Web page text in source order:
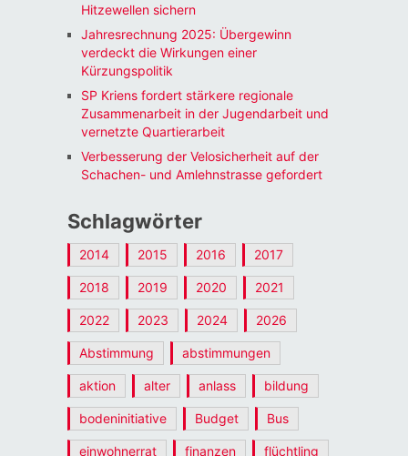
Hitzewellen sichern
Jahresrechnung 2025: Übergewinn
verdeckt die Wirkungen einer
Kürzungspolitik
SP Kriens fordert stärkere regionale
Zusammenarbeit in der Jugendarbeit und
vernetzte Quartierarbeit
Verbesserung der Velosicherheit auf der
Schachen- und Amlehnstrasse gefordert
Schlagwörter
2014 2015 2016 2017
2018 2019 2020 2021
2022 2023 2024 2026
Abstimmung abstimmungen
aktion alter anlass bildung
bodeninitiative Budget Bus
einwohnerrat finanzen flüchtling